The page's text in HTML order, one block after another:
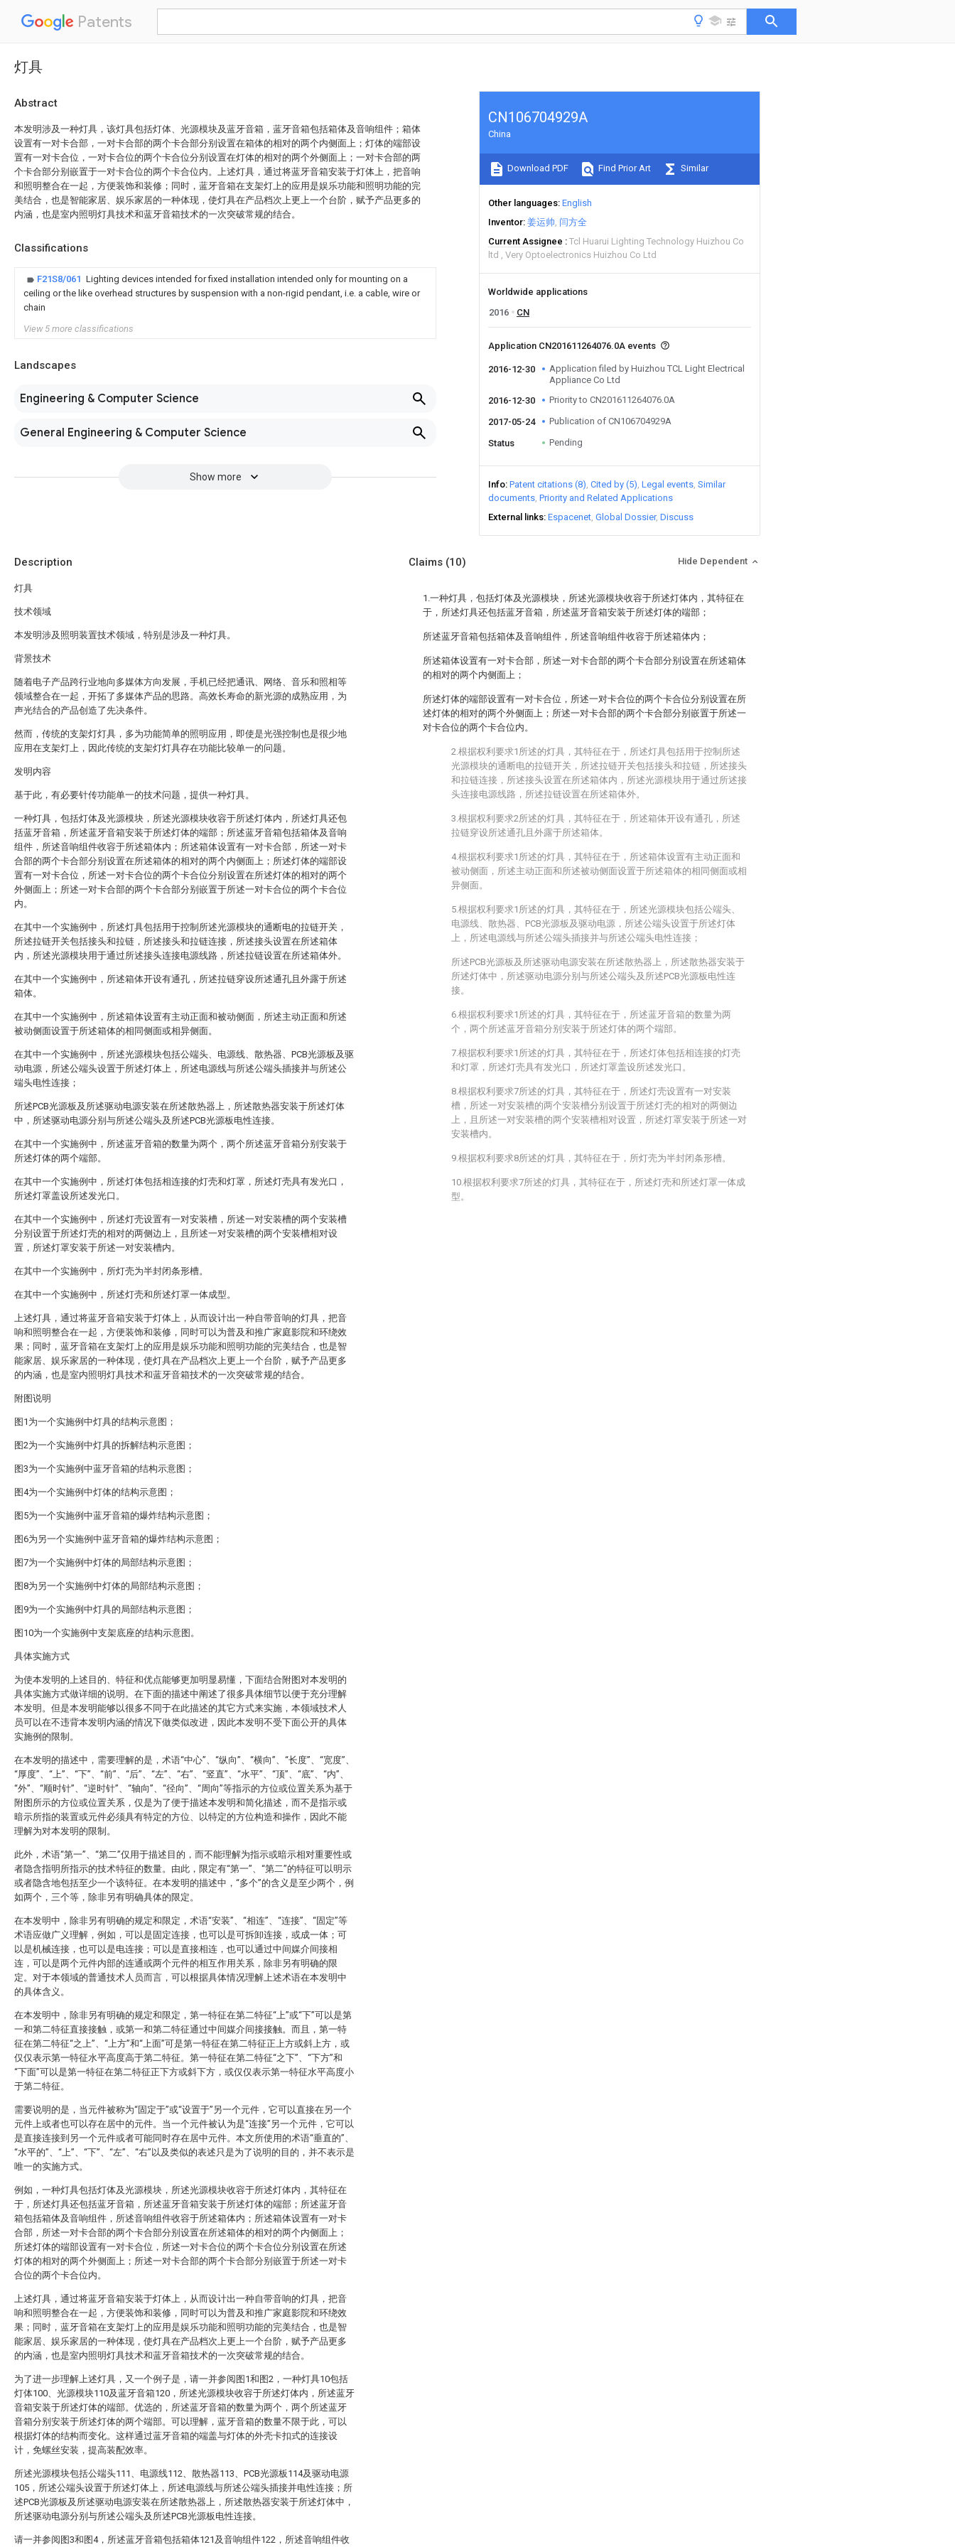
Patents
灯具
Abstract
本发明涉及一种灯具，该灯具包括灯体、光源模块及蓝牙音箱，蓝牙音箱包括箱体及音响组件；箱体
设置有一对卡合部，一对卡合部的两个卡合部分别设置在箱体的相对的两个内侧面上；灯体的端部设
置有一对卡合位，一对卡合位的两个卡合位分别设置在灯体的相对的两个外侧面上；一对卡合部的两
个卡合部分别嵌置于一对卡合位的两个卡合位内。上述灯具，通过将蓝牙音箱安装于灯体上，把音响
和照明整合在一起，方便装饰和装修；同时，蓝牙音箱在支架灯上的应用是娱乐功能和照明功能的完
美结合，也是智能家居、娱乐家居的一种体现，使灯具在产品档次上更上一个台阶，赋予产品更多的
内涵，也是室内照明灯具技术和蓝牙音箱技术的一次突破常规的结合。
Classifications
F21S8/061 Lighting devices intended for fixed installation intended only for mounting on a
ceiling or the like overhead structures by suspension with a non-rigid pendant, i.e. a cable, wire or
chain
View 5 more classifications
Landscapes
Engineering & Computer Science
General Engineering & Computer Science
Show more
CN106704929A
China
Download PDF Find Prior Art Similar
Other languages English
Inventor 姜运帅 闫方全
Current Assignee
Tcl Huarui Lighting Technology Huizhou Co
ltd
Very Optoelectronics Huizhou Co Ltd
Worldwide applications
2016
CN
Application CN201611264076.0A events
2016-12-30
Application filed by Huizhou TCL Light Electrical
Appliance Co Ltd
2016-12-30
Priority to CN201611264076.0A
2017-05-24 Publication of CN106704929A
Status Pending
Info Patent citations (8) Cited by (5) Legal events Similar
documents Priority and Related Applications
External links Espacenet Global Dossier Discuss
Description
灯具
技术领域
本发明涉及照明装置技术领域，特别是涉及一种灯具。
背景技术
随着电子产品跨行业地向多媒体方向发展，手机已经把通讯、网络、音乐和照相等
领域整合在一起，开拓了多媒体产品的思路。高效长寿命的新光源的成熟应用，为
声光结合的产品创造了先决条件。
然而，传统的支架灯灯具，多为功能简单的照明应用，即使是光强控制也是很少地
应用在支架灯上，因此传统的支架灯灯具存在功能比较单一的问题。
发明内容
基于此，有必要针传功能单一的技术问题，提供一种灯具。
一种灯具，包括灯体及光源模块，所述光源模块收容于所述灯体内，所述灯具还包
括蓝牙音箱，所述蓝牙音箱安装于所述灯体的端部；所述蓝牙音箱包括箱体及音响
组件，所述音响组件收容于所述箱体内；所述箱体设置有一对卡合部，所述一对卡
合部的两个卡合部分别设置在所述箱体的相对的两个内侧面上；所述灯体的端部设
置有一对卡合位，所述一对卡合位的两个卡合位分别设置在所述灯体的相对的两个
外侧面上；所述一对卡合部的两个卡合部分别嵌置于所述一对卡合位的两个卡合位
内。
在其中一个实施例中，所述灯具包括用于控制所述光源模块的通断电的拉链开关，
所述拉链开关包括接头和拉链，所述接头和拉链连接，所述接头设置在所述箱体
内，所述光源模块用于通过所述接头连接电源线路，所述拉链设置在所述箱体外。
在其中一个实施例中，所述箱体开设有通孔，所述拉链穿设所述通孔且外露于所述
箱体。
在其中一个实施例中，所述箱体设置有主动正面和被动侧面，所述主动正面和所述
被动侧面设置于所述箱体的相同侧面或相异侧面。
在其中一个实施例中，所述光源模块包括公端头、电源线、散热器、PCB光源板及驱
动电源，所述公端头设置于所述灯体上，所述电源线与所述公端头插接并与所述公
端头电性连接；
所述PCB光源板及所述驱动电源安装在所述散热器上，所述散热器安装于所述灯体
中，所述驱动电源分别与所述公端头及所述PCB光源板电性连接。
在其中一个实施例中，所述蓝牙音箱的数量为两个，两个所述蓝牙音箱分别安装于
所述灯体的两个端部。
在其中一个实施例中，所述灯体包括相连接的灯壳和灯罩，所述灯壳具有发光口，
所述灯罩盖设所述发光口。
在其中一个实施例中，所述灯壳设置有一对安装槽，所述一对安装槽的两个安装槽
分别设置于所述灯壳的相对的两侧边上，且所述一对安装槽的两个安装槽相对设
置，所述灯罩安装于所述一对安装槽内。
在其中一个实施例中，所灯壳为半封闭条形槽。
在其中一个实施例中，所述灯壳和所述灯罩一体成型。
上述灯具，通过将蓝牙音箱安装于灯体上，从而设计出一种自带音响的灯具，把音
响和照明整合在一起，方便装饰和装修，同时可以为普及和推广家庭影院和环绕效
果；同时，蓝牙音箱在支架灯上的应用是娱乐功能和照明功能的完美结合，也是智
能家居、娱乐家居的一种体现，使灯具在产品档次上更上一个台阶，赋予产品更多
的内涵，也是室内照明灯具技术和蓝牙音箱技术的一次突破常规的结合。
附图说明
图1为一个实施例中灯具的结构示意图；
图2为一个实施例中灯具的拆解结构示意图；
图3为一个实施例中蓝牙音箱的结构示意图；
图4为一个实施例中灯体的结构示意图；
图5为一个实施例中蓝牙音箱的爆炸结构示意图；
图6为另一个实施例中蓝牙音箱的爆炸结构示意图；
图7为一个实施例中灯体的局部结构示意图；
图8为另一个实施例中灯体的局部结构示意图；
图9为一个实施例中灯具的局部结构示意图；
图10为一个实施例中支架底座的结构示意图。
具体实施方式
为使本发明的上述目的、特征和优点能够更加明显易懂，下面结合附图对本发明的
具体实施方式做详细的说明。在下面的描述中阐述了很多具体细节以便于充分理解
本发明。但是本发明能够以很多不同于在此描述的其它方式来实施，本领域技术人
员可以在不违背本发明内涵的情况下做类似改进，因此本发明不受下面公开的具体
实施例的限制。
在本发明的描述中，需要理解的是，术语“中心”、“纵向”、“横向”、“长度”、“宽度”、
“厚度”、“上”、“下”、“前”、“后”、“左”、“右”、“竖直”、“水平”、“顶”、“底”、“内”、
“外”、“顺时针”、“逆时针”、“轴向”、“径向”、“周向”等指示的方位或位置关系为基于
附图所示的方位或位置关系，仅是为了便于描述本发明和简化描述，而不是指示或
暗示所指的装置或元件必须具有特定的方位、以特定的方位构造和操作，因此不能
理解为对本发明的限制。
此外，术语“第一”、“第二”仅用于描述目的，而不能理解为指示或暗示相对重要性或
者隐含指明所指示的技术特征的数量。由此，限定有“第一”、“第二”的特征可以明示
或者隐含地包括至少一个该特征。在本发明的描述中，“多个”的含义是至少两个，例
如两个，三个等，除非另有明确具体的限定。
在本发明中，除非另有明确的规定和限定，术语“安装”、“相连”、“连接”、“固定”等
术语应做广义理解，例如，可以是固定连接，也可以是可拆卸连接，或成一体；可
以是机械连接，也可以是电连接；可以是直接相连，也可以通过中间媒介间接相
连，可以是两个元件内部的连通或两个元件的相互作用关系，除非另有明确的限
定。对于本领域的普通技术人员而言，可以根据具体情况理解上述术语在本发明中
的具体含义。
在本发明中，除非另有明确的规定和限定，第一特征在第二特征“上”或“下”可以是第
一和第二特征直接接触，或第一和第二特征通过中间媒介间接接触。而且，第一特
征在第二特征“之上”、“上方”和“上面”可是第一特征在第二特征正上方或斜上方，或
仅仅表示第一特征水平高度高于第二特征。第一特征在第二特征“之下”、“下方”和
“下面”可以是第一特征在第二特征正下方或斜下方，或仅仅表示第一特征水平高度小
于第二特征。
需要说明的是，当元件被称为“固定于”或“设置于”另一个元件，它可以直接在另一个
元件上或者也可以存在居中的元件。当一个元件被认为是“连接”另一个元件，它可以
是直接连接到另一个元件或者可能同时存在居中元件。本文所使用的术语“垂直的”、
“水平的”、“上”、“下”、“左”、“右”以及类似的表述只是为了说明的目的，并不表示是
唯一的实施方式。
例如，一种灯具包括灯体及光源模块，所述光源模块收容于所述灯体内，其特征在
于，所述灯具还包括蓝牙音箱，所述蓝牙音箱安装于所述灯体的端部；所述蓝牙音
箱包括箱体及音响组件，所述音响组件收容于所述箱体内；所述箱体设置有一对卡
合部，所述一对卡合部的两个卡合部分别设置在所述箱体的相对的两个内侧面上；
所述灯体的端部设置有一对卡合位，所述一对卡合位的两个卡合位分别设置在所述
灯体的相对的两个外侧面上；所述一对卡合部的两个卡合部分别嵌置于所述一对卡
合位的两个卡合位内。
上述灯具，通过将蓝牙音箱安装于灯体上，从而设计出一种自带音响的灯具，把音
响和照明整合在一起，方便装饰和装修，同时可以为普及和推广家庭影院和环绕效
果；同时，蓝牙音箱在支架灯上的应用是娱乐功能和照明功能的完美结合，也是智
能家居、娱乐家居的一种体现，使灯具在产品档次上更上一个台阶，赋予产品更多
的内涵，也是室内照明灯具技术和蓝牙音箱技术的一次突破常规的结合。
为了进一步理解上述灯具，又一个例子是，请一并参阅图1和图2，一种灯具10包括
灯体100、光源模块110及蓝牙音箱120，所述光源模块收容于所述灯体内，所述蓝牙
音箱安装于所述灯体的端部。优选的，所述蓝牙音箱的数量为两个，两个所述蓝牙
音箱分别安装于所述灯体的两个端部。可以理解，蓝牙音箱的数量不限于此，可以
根据灯体的结构而变化。这样通过蓝牙音箱的端盖与灯体的外壳卡扣式的连接设
计，免螺丝安装，提高装配效率。
所述光源模块包括公端头111、电源线112、散热器113、PCB光源板114及驱动电源
105，所述公端头设置于所述灯体上，所述电源线与所述公端头插接并电性连接；所
述PCB光源板及所述驱动电源安装在所述散热器上，所述散热器安装于所述灯体中，
所述驱动电源分别与所述公端头及所述PCB光源板电性连接。
请一并参阅图3和图4，所述蓝牙音箱包括箱体121及音响组件122，所述音响组件收
Claims (10) Hide Dependent
1.一种灯具，包括灯体及光源模块，所述光源模块收容于所述灯体内，其特征在
于，所述灯具还包括蓝牙音箱，所述蓝牙音箱安装于所述灯体的端部；
所述蓝牙音箱包括箱体及音响组件，所述音响组件收容于所述箱体内；
所述箱体设置有一对卡合部，所述一对卡合部的两个卡合部分别设置在所述箱体
的相对的两个内侧面上；
所述灯体的端部设置有一对卡合位，所述一对卡合位的两个卡合位分别设置在所
述灯体的相对的两个外侧面上；所述一对卡合部的两个卡合部分别嵌置于所述一
对卡合位的两个卡合位内。
2.根据权利要求1所述的灯具，其特征在于，所述灯具包括用于控制所述
光源模块的通断电的拉链开关，所述拉链开关包括接头和拉链，所述接头
和拉链连接，所述接头设置在所述箱体内，所述光源模块用于通过所述接
头连接电源线路，所述拉链设置在所述箱体外。
3.根据权利要求2所述的灯具，其特征在于，所述箱体开设有通孔，所述
拉链穿设所述通孔且外露于所述箱体。
4.根据权利要求1所述的灯具，其特征在于，所述箱体设置有主动正面和
被动侧面，所述主动正面和所述被动侧面设置于所述箱体的相同侧面或相
异侧面。
5.根据权利要求1所述的灯具，其特征在于，所述光源模块包括公端头、
电源线、散热器、PCB光源板及驱动电源，所述公端头设置于所述灯体
上，所述电源线与所述公端头插接并与所述公端头电性连接；
所述PCB光源板及所述驱动电源安装在所述散热器上，所述散热器安装于
所述灯体中，所述驱动电源分别与所述公端头及所述PCB光源板电性连
接。
6.根据权利要求1所述的灯具，其特征在于，所述蓝牙音箱的数量为两
个，两个所述蓝牙音箱分别安装于所述灯体的两个端部。
7.根据权利要求1所述的灯具，其特征在于，所述灯体包括相连接的灯壳
和灯罩，所述灯壳具有发光口，所述灯罩盖设所述发光口。
8.根据权利要求7所述的灯具，其特征在于，所述灯壳设置有一对安装
槽，所述一对安装槽的两个安装槽分别设置于所述灯壳的相对的两侧边
上，且所述一对安装槽的两个安装槽相对设置，所述灯罩安装于所述一对
安装槽内。
9.根据权利要求8所述的灯具，其特征在于，所灯壳为半封闭条形槽。
10.根据权利要求7所述的灯具，其特征在于，所述灯壳和所述灯罩一体成
型。